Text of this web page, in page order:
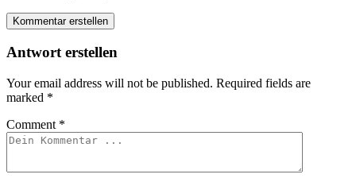
Kommentar erstellen
Antwort erstellen
Your email address will not be published. Required fields are
marked *
Comment *